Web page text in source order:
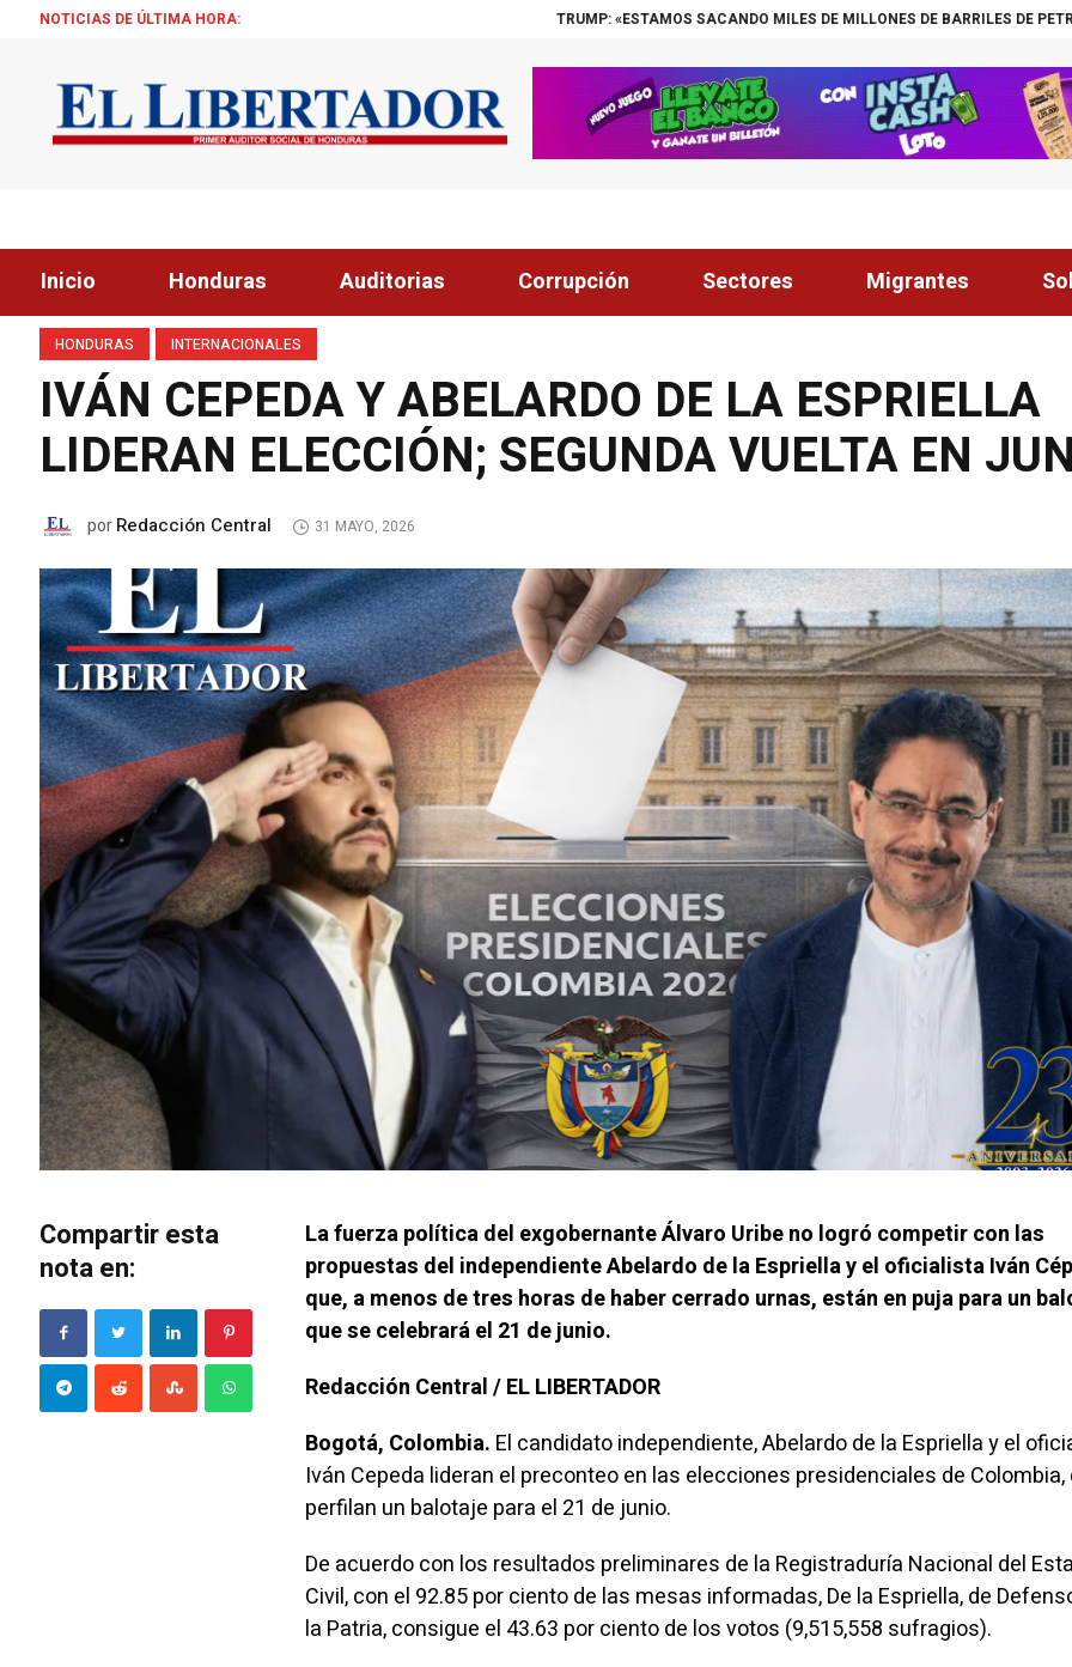
NOTICIAS DE ÚLTIMA HORA: TRUMP: «ESTAMOS SACANDO MILES DE MILLONES DE BARRILES DE PETRÓLEO DE
Inicio Honduras Auditorias Corrupción Sectores Migrantes
HONDURAS INTERNACIONALES
IVÁN CEPEDA Y ABELARDO DE LA ESPRIELLA
LIDERAN ELECCIÓN; SEGUNDA VUELTA EN
porRedacción Central 31 MAYO, 2026
Compartir esta
nota en:
La fuerza política del exgobernante Álvaro Uribe no logró competir con las
propuestas del independiente Abelardo de la Espriella y el oficialista Iván
que, a menos de tres horas de haber cerrado urnas, están en puja para un
que se celebrará el 21 de junio.
Redacción Central / EL LIBERTADOR
Bogotá, Colombia. El candidato independiente, Abelardo de la Espriella y el
Iván Cepeda lideran el preconteo en las elecciones presidenciales de Colombia,
perfilan un balotaje para el 21 de junio.
De acuerdo con los resultados preliminares de la Registraduría Nacional del
Civil, con el 92.85 por ciento de las mesas informadas, De la Espriella, de
la Patria, consigue el 43.63 por ciento de los votos (9,515,558 sufragios).